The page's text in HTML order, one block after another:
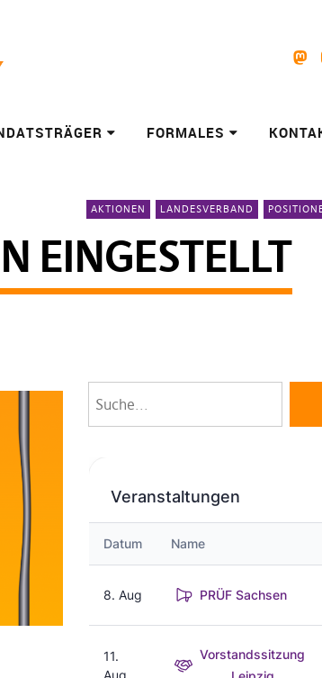
FORMALES
AKTIONEN LANDESVERBAND
EINGESTELLT